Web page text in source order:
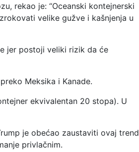
rekao je: “Oceanski kontejnerski
velike gužve i kašnjenja u
jer postoji veliki rizik da će
Meksika i Kanade.
ekvivalentan 20 stopa). U
je obećao zaustaviti ovaj trend
privlačnim.